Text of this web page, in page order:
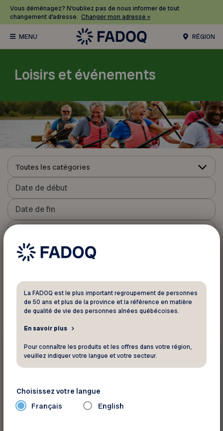
Vous déménagez? N’oubliez pas de nous informer de tout
changement d’adresse. Changer mon adresse »
RÉGION
Loisirs et événements
Toutes les catégories
résultat trouvé
Événements
22 septembre 2026 - 24 septembre 2026
Saint-Hyacinthe
La FADOQ est le plus important regroupement de personnes
de 50 ans et plus de la province et la référence en matière
de qualité de vie des personnes aînées québécoises.
En savoir plus
Pour connaître les produits et les offres dans votre région,
veuillez indiquer votre langue et votre secteur.
Choisissez votre langue
Français English